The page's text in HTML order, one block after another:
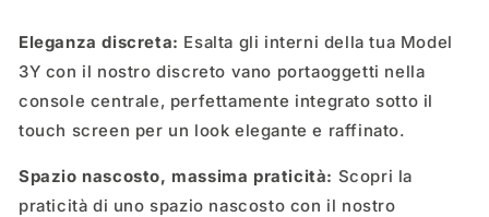
Box
il
modello
3/Highland/Y/Juniper
Box
per
il
modello
3/Highland/Y/Juniper
Eleganza discreta: Esalta gli interni della tua Model
3Y con il nostro discreto vano portaoggetti nella
console centrale, perfettamente integrato sotto il
touch screen per un look elegante e raffinato.
Spazio nascosto, massima praticità: Scopri la
praticità di uno spazio nascosto con il nostro